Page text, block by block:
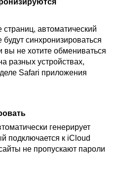
автоматический
синхронизироваться
вы не хотите обмениваться
разных устройствах,
Safari приложения
генерирует
подключается к iCloud
не пропускают пароли